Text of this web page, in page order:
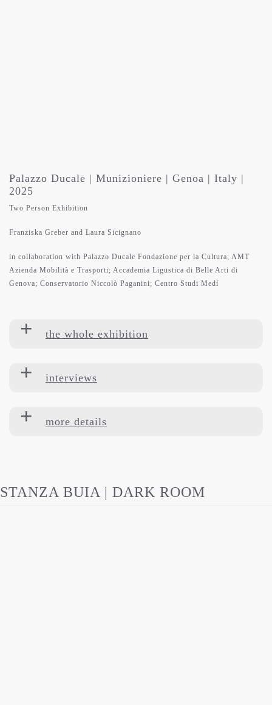
Palazzo Ducale | Munizioniere | Genoa | Italy |
2025
Two Person Exhibition
Franziska Greber and Laura Sicignano
in collaboration with Palazzo Ducale Fondazione per la Cultura; AMT
Azienda Mobilità e Trasporti; Accademia Ligustica di Belle Arti di
Genova; Conservatorio Niccolò Paganini; Centro Studi Medí
the whole exhibition
interviews
more details
STANZA BUIA | DARK ROOM